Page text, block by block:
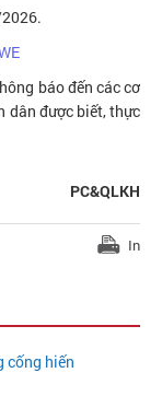
báo đến các cơ
dân được biết, thực
PC&QLKH
In
cống hiến